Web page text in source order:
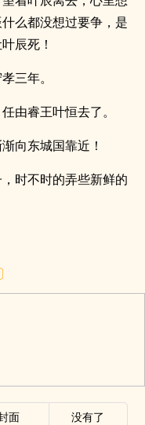
么都没想过要争，是
辰死！
三年。
由睿王叶恒去了。
向东城国靠近！
时不时的弄些新鲜的
面 没有了